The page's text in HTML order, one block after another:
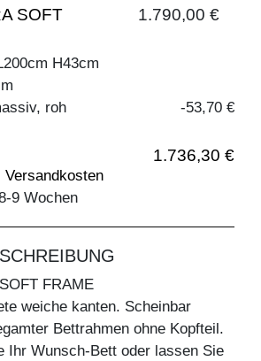
SOFT
1.790,00 €
H43cm
roh
-53,70 €
1.736,30 €
9 Wochen
FRAME
weiche kanten. Scheinbar
Bettrahmen ohne Kopfteil.
Ihr Wunsch-Bett oder lassen Sie